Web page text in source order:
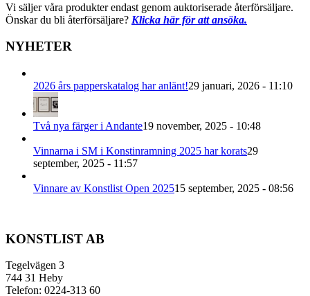
Vi säljer våra produkter endast genom auktoriserade återförsäljare.
Önskar du bli återförsäljare? Klicka här för att ansöka.
NYHETER
2026 års papperskatalog har anlänt!29 januari, 2026 - 11:10
Två nya färger i Andante19 november, 2025 - 10:48
Vinnarna i SM i Konstinramning 2025 har korats29
september, 2025 - 11:57
Vinnare av Konstlist Open 202515 september, 2025 - 08:56
KONSTLIST AB
Tegelvägen 3
744 31 Heby
Telefon: 0224-313 60